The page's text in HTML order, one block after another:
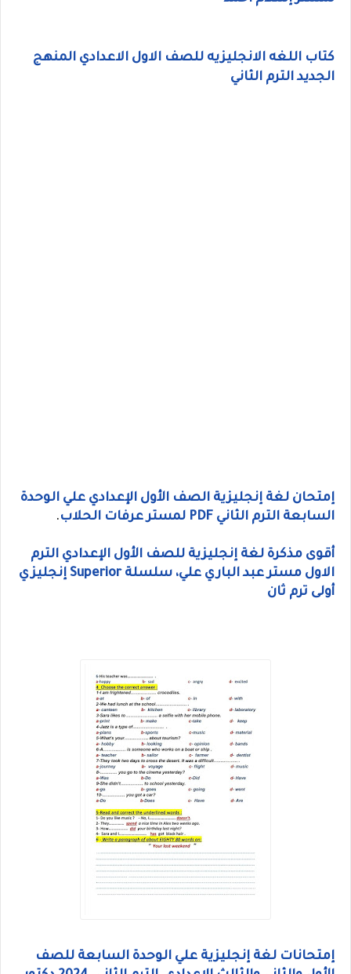
كتاب اللغه الانجليزيه للصف الاول الاعدادي المنهج
الجديد الترم الثاني
إمتحان لغة إنجليزية الصف الأول الإعدادي علي الوحدة
السابعة الترم الثاني PDF لمستر عرفات الحلاب
.
أقوى مذكرة لغة إنجليزية للصف الأول الإعدادي الترم
الاول مستر عبد الباري علي، سلسلة Superior إنجليزي
أولى ترم ثان
إمتحانات لغة إنجليزية علي الوحدة السابعة للصف